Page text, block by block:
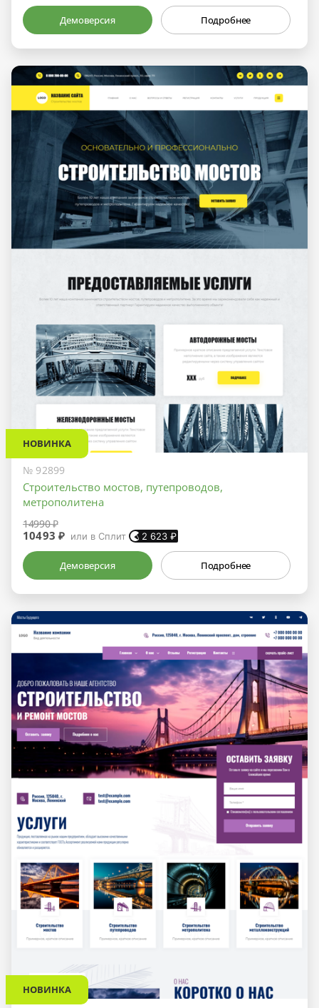
Демоверсия Подробнее
НОВИНКА
№ 92899
Строительство мостов, путепроводов,
метрополитена
14990 ₽
10493 ₽ или в Сплит 2 623 ₽
Демоверсия Подробнее
НОВИНКА